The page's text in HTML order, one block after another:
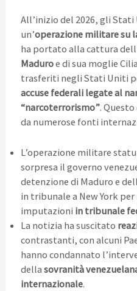
All’inizio del 2026, gli
un’operazione militare su
ha portato alla cattura
Maduroe di sua moglie
trasferiti negli Stati Uniti
accuse federali legate al
“narcoterrorismo”.
da numerose fonti
L’operazione militare
sorpresa il governo
detenzione di Maduro e
in tribunale a New York
imputazioni in tribunale
La notizia ha suscitato
contrastanti, con alcuni
hanno condannato
della sovranità
internazionale.